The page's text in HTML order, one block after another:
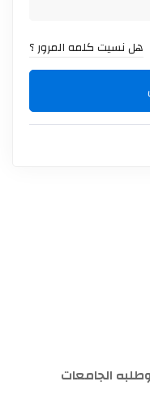
هل نسيت كلمه المرور ؟
الجامعات